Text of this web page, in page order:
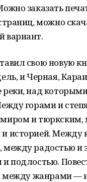
заказать
можно
вариант.
свою новую
и Черная,
реки, над
горами и
миром и
историей.
между радостью и
и подлостью.
между жанрами —